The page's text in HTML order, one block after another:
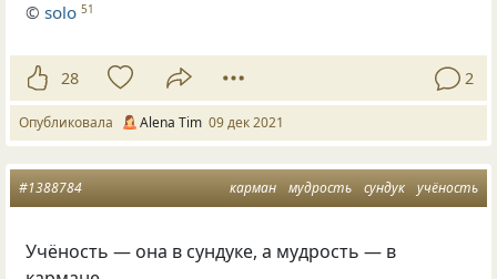
©solo 51
28 2
Опубликовала Alena Tim 09 дек 2021
карман мудрость сундук учёность
#1388784
Учёность — она в сундуке, а мудрость — в